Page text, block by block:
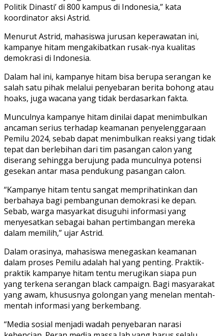
Politik Dinasti’ di 800 kampus di Indonesia,” kata
koordinator aksi Astrid.
Menurut Astrid, mahasiswa jurusan keperawatan ini,
kampanye hitam mengakibatkan rusak-nya kualitas
demokrasi di Indonesia.
Dalam hal ini, kampanye hitam bisa berupa serangan ke
salah satu pihak melalui penyebaran berita bohong atau
hoaks, juga wacana yang tidak berdasarkan fakta.
Munculnya kampanye hitam dinilai dapat menimbulkan
ancaman serius terhadap keamanan penyelenggaraan
Pemilu 2024, sebab dapat menimbulkan reaksi yang tidak
tepat dan berlebihan dari tim pasangan calon yang
diserang sehingga berujung pada munculnya potensi
gesekan antar masa pendukung pasangan calon.
“Kampanye hitam tentu sangat memprihatinkan dan
berbahaya bagi pembangunan demokrasi ke depan.
Sebab, warga masyarkat disuguhi informasi yang
menyesatkan sebagai bahan pertimbangan mereka
dalam memilih,” ujar Astrid.
Dalam orasinya, mahasiswa menegaskan keamanan
dalam proses Pemilu adalah hal yang penting. Praktik-
praktik kampanye hitam tentu merugikan siapa pun
yang terkena serangan black campaign. Bagi masyarakat
yang awam, khususnya golongan yang menelan mentah-
mentah informasi yang berkembang.
“Media sosial menjadi wadah penyebaran narasi